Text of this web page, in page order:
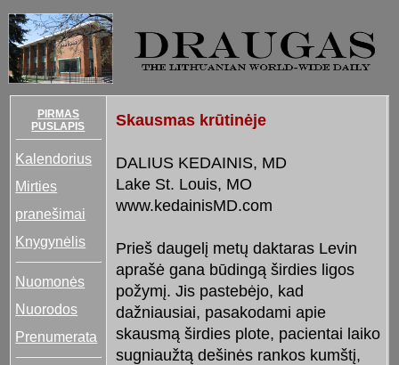
PIRMAS
PUSLAPIS
Kalendorius
Mirties
pranešimai
Knygynėlis
Nuomonės
Nuorodos
Prenumerata
Skausmas krūtinėje
DALIUS KEDAINIS, MD
Lake St. Louis, MO
www.kedainisMD.com
Prieš daugelį metų daktaras Levin
aprašė gana būdingą širdies ligos
požymį. Jis pastebėjo, kad
dažniausiai, pasakodami apie
skausmą širdies plote, pacientai laiko
sugniaužtą dešinės rankos kumštį,